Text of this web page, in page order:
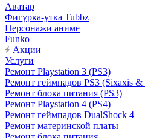
Аватар
Фигурка-утка Tubbz
Персонажи аниме
Funko
Акции
Услуги
Ремонт Playstation 3 (PS3)
Ремонт геймпадов PS3 (Sixaxis
Ремонт блока питания (PS3)
Ремонт Playstation 4 (PS4)
Ремонт геймпадов DualShock 4
Ремонт материнской платы